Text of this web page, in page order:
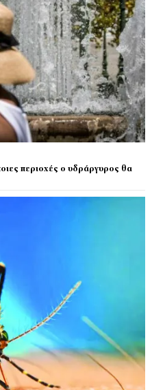
περιοχές ο υδράργυρος θα